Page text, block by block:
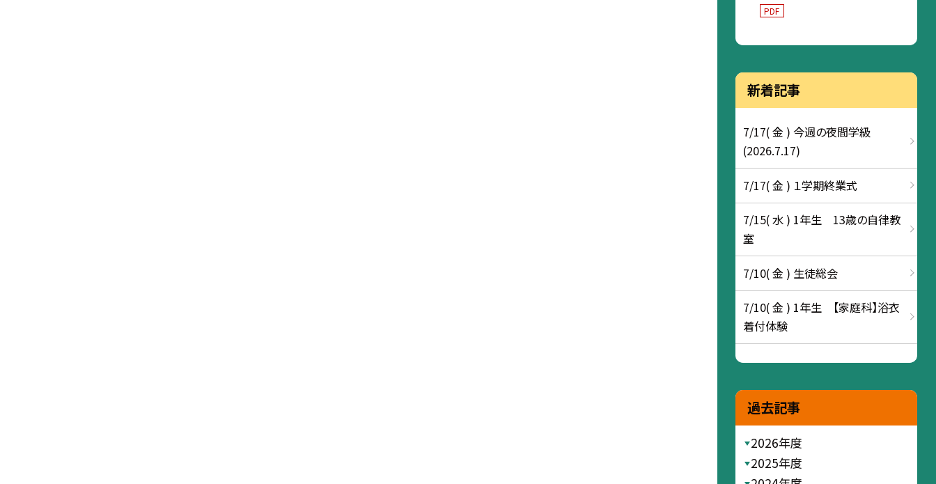
PDF
新着記事
7/17( 金 ) 今週の夜間学級
(2026.7.17)
7/17( 金 ) １学期終業式
7/15( 水 ) 1年生 13歳の自律教
室
7/10( 金 ) 生徒総会
7/10( 金 ) 1年生 【家庭科】浴衣
着付体験
過去記事
2026年度
2025年度